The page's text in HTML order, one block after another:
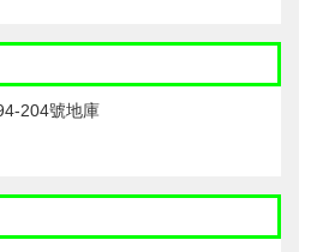
204號地庫